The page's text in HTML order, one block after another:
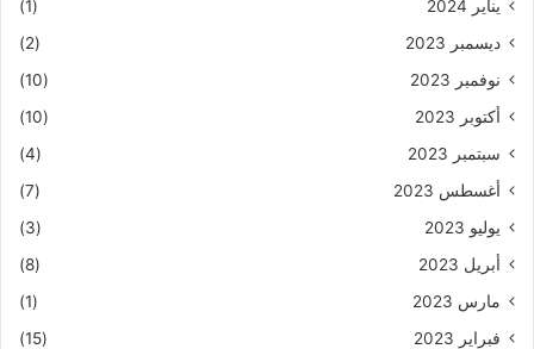
يناير 2024
(1)
ديسمبر 2023
(2)
نوفمبر 2023
(10)
أكتوبر 2023
(10)
سبتمبر 2023
(4)
أغسطس 2023
(7)
يوليو 2023
(3)
أبريل 2023
(8)
مارس 2023
(1)
فبراير 2023
(15)